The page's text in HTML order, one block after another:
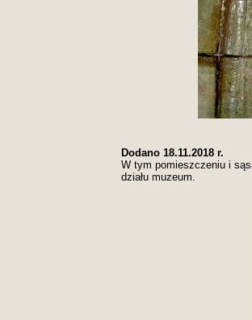
Dodano 18.11.2018 r.
W tym pomieszczeniu i
działu muzeum.